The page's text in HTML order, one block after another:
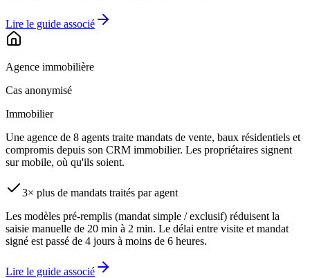
Lire le guide associé
Agence immobilière
Cas anonymisé
Immobilier
Une agence de 8 agents traite mandats de vente, baux résidentiels et
compromis depuis son CRM immobilier. Les propriétaires signent
sur mobile, où qu'ils soient.
3× plus de mandats traités par agent
Les modèles pré-remplis (mandat simple / exclusif) réduisent la
saisie manuelle de 20 min à 2 min. Le délai entre visite et mandat
signé est passé de 4 jours à moins de 6 heures.
Lire le guide associé